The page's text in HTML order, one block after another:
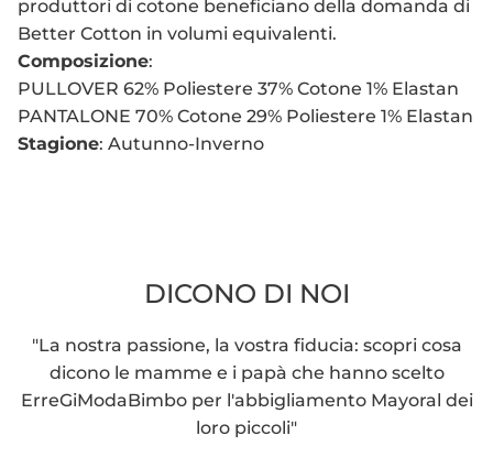
produttori di cotone beneficiano della domanda di
Better Cotton in volumi equivalenti.
Composizione:
PULLOVER 62% Poliestere 37% Cotone 1% Elastan
PANTALONE 70% Cotone 29% Poliestere 1% Elastan
Stagione: Autunno-Inverno
DICONO DI NOI
"La nostra passione, la vostra fiducia: scopri cosa
dicono le mamme e i papà che hanno scelto
ErreGiModaBimbo per l'abbigliamento Mayoral dei
loro piccoli"